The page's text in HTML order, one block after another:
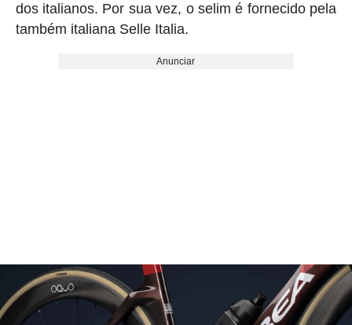
dos italianos. Por sua vez, o selim é fornecido pela
também italiana Selle Italia.
Anunciar